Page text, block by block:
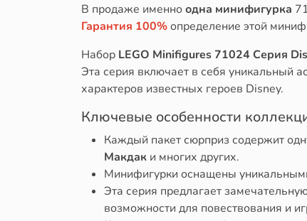
В продаже именноодна минифигурка
Гарантия 100%определение этой
Набор LEGO Minifigures 71024 Серия
Эта серия включает в себя уникальный
характеров известных героев Disney.
Ключевые особенности
Каждый пакет сюрприз содержит
Макдак и многих других.
Минифигурки оснащены
Эта серия предлагает
возможности для повествования и